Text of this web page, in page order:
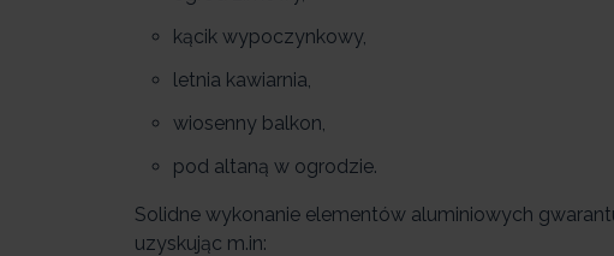
kącik wypoczynkowy,
letnia kawiarnia,
wiosenny balkon,
pod altaną w ogrodzie.
Solidne wykonanie elementów aluminiowych
uzyskując m.in: